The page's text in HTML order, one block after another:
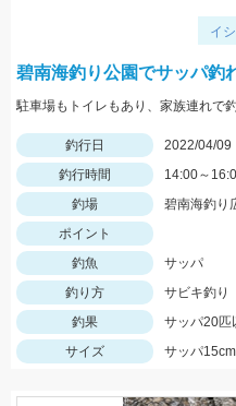
イ
碧南海釣り公園でサッパ釣
駐車場もトイレもあり、家族連れで
釣行日
2022/04/09
釣行時間
14:00～
釣場
碧南海釣り
ポイント
釣魚
サッパ
釣り方
サビキ釣り
釣果
サッパ20匹
サイズ
サッパ15cm